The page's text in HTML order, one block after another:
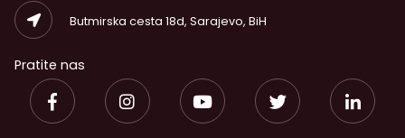
Butmirska cesta 18d, Sarajevo, BiH
Pratite nas